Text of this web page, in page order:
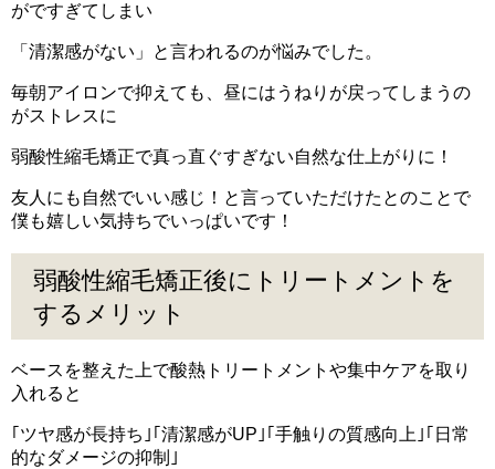
がですぎてしまい
「清潔感がない」と言われるのが悩みでした。
毎朝アイロンで抑えても、昼にはうねりが戻ってしまうの
がストレスに
弱酸性縮毛矯正で真っ直ぐすぎない自然な仕上がりに！
友人にも自然でいい感じ！と言っていただけたとのことで
僕も嬉しい気持ちでいっぱいです！
弱酸性縮毛矯正後にトリートメントを
するメリット
ベースを整えた上で酸熱トリートメントや集中ケアを取り
入れると
｢ツヤ感が長持ち｣｢清潔感がUP｣｢手触りの質感向上｣｢日常
的なダメージの抑制｣